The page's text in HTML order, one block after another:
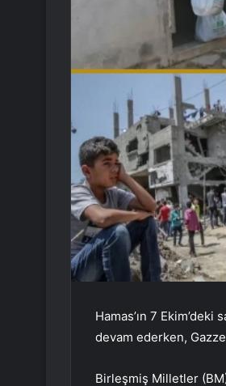
Hamas’ın 7 Ekim’deki
devam ederken,
Birleşmiş Milletler